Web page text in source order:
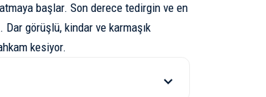
başlar. Son derece tedirgin ve en
görüşlü, kindar ve karmaşık
kesiyor.